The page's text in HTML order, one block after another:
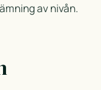
av nivån.